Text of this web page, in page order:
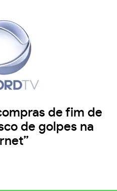
de fim de
de golpes na